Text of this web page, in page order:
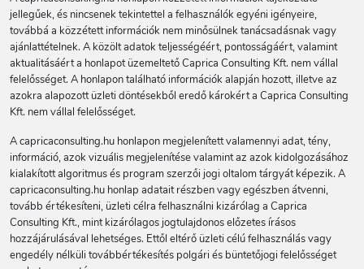
jellegűek, és nincsenek tekintettel a felhasználók egyéni igényeire,
továbbá a közzétett információk nem minősülnek tanácsadásnak vagy
ajánlattételnek. A közölt adatok teljességéért, pontosságáért, valamint
aktualitásáért a honlapot üzemeltető Caprica Consulting Kft. nem vállal
felelősséget. A honlapon található információk alapján hozott, illetve az
azokra alapozott üzleti döntésekből eredő károkért a Caprica Consulting
Kft. nem vállal felelősséget.
A capricaconsulting.hu honlapon megjelenített valamennyi adat, tény,
információ, azok vizuális megjelenítése valamint az azok kidolgozásához
kialakított algoritmus és program szerzői jogi oltalom tárgyát képezik. A
capricaconsulting.hu honlap adatait részben vagy egészben átvenni,
tovább értékesíteni, üzleti célra felhasználni kizárólag a Caprica
Consulting Kft., mint kizárólagos jogtulajdonos előzetes írásos
hozzájárulásával lehetséges. Ettől eltérő üzleti célú felhasználás vagy
engedély nélküli továbbértékesítés polgári és büntetőjogi felelősséget